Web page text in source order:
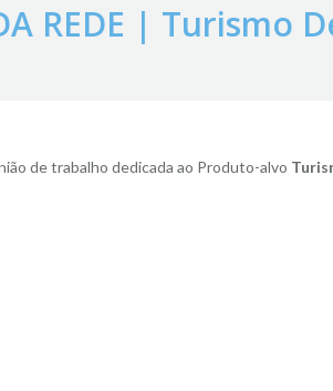
REDE | Turismo
de trabalho dedicada ao Produto-alvo